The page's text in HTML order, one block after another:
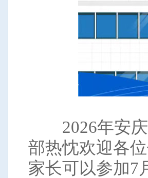
2026年安庆
部热忱欢迎各
家长可以参加7